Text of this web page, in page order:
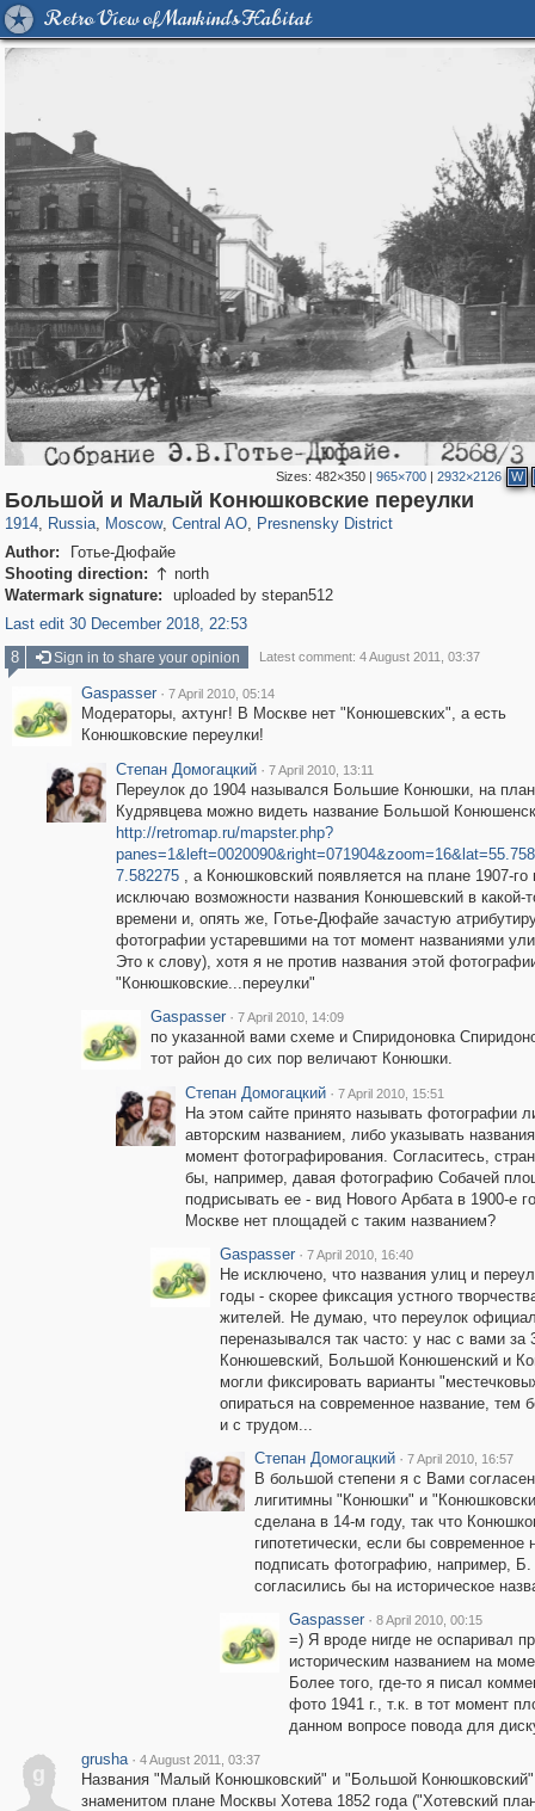
Retro View of Mankind's Habitat
Sizes: 482×350| 965×700| 2932×2126 W
Большой и Малый Конюшковские переулки
1914, Russia
1,406,277 29,243
, Moscow
319,780 8,286
, Central AO
159,978 5,916
, Presnensky District
13,344 396
Author:
Готье-Дюфайе
Shooting direction:  north
Watermark signature:
uploaded by stepan512
Last edit 30 December 2018, 22:53
8
Sign in to share your opinion Latest comment: 4 August 2011, 03:37
Gaspasser · 7 April 2010, 05:14
Модераторы, ахтунг! В Москве нет "Конюшевских", а есть
Конюшковские переулки!
Степан Домогацкий · 7 April 2010, 13:11
Переулок до 1904 назывался Большие Конюшки, на
Кудрявцева можно видеть название Большой
http://retromap.ru/mapster.php?
7.582275, а Конюшковский появляется на плане 1907-го
исключаю возможности названия Конюшевский в какой-
времени и, опять же, Готье-Дюфайе зачастую
фотографии устаревшими на тот момент названиями
Это к слову), хотя я не против названия этой
"Конюшковские...переулки"
Gaspasser · 7 April 2010, 14:09
по указанной вами схеме и Спиридоновка
тот район до сих пор величают Конюшки.
Степан Домогацкий · 7 April 2010, 15:51
На этом сайте принято называть фотографии
авторским названием, либо указывать
момент фотографирования. Согласитесь,
бы, например, давая фотографию Собачей
подрисывать ее - вид Нового Арбата в 1900-е
Москве нет площадей с таким названием?
Gaspasser · 7 April 2010, 16:40
Не исключено, что названия улиц и
годы - скорее фиксация устного
жителей. Не думаю, что переулок
переназывался так часто: у нас с вами
Конюшевский, Большой Конюшенский и
могли фиксировать варианты
опираться на современное название, тем
и с трудом...
Степан Домогацкий · 7 April 2010, 16:57
В большой степени я с Вами
лигитимны "Конюшки" и
сделана в 14-м году, так что
гипотетически, если бы
подписать фотографию, например,
согласились бы на историческое
Gaspasser · 8 April 2010, 00:15
=) Я вроде нигде не оспаривал
историческим названием на
Более того, где-то я писал
фото 1941 г., т.к. в тот момент
данном вопросе повода для
g
grusha · 4 August 2011, 03:37
Названия "Малый Конюшковский" и "Большой
знаменитом плане Москвы Хотева 1852 года ("Хотевский